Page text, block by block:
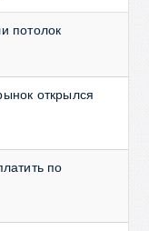
потолок
открылся
по